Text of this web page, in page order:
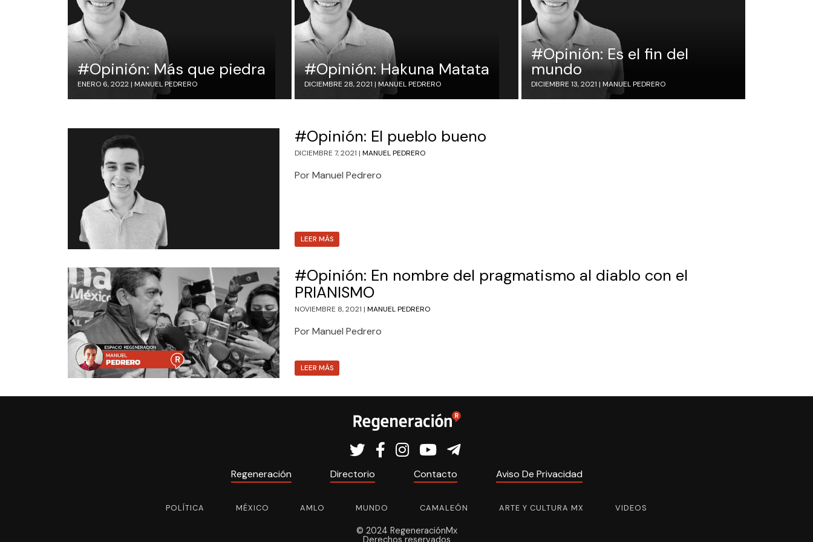
#Opinión: Más que piedra
ENERO 6, 2022 | MANUEL PEDRERO
#Opinión: Hakuna Matata
DICIEMBRE 28, 2021 | MANUEL PEDRERO
#Opinión: Es el fin del
mundo
DICIEMBRE 13, 2021 | MANUEL PEDRERO
#Opinión: El pueblo bueno
DICIEMBRE 7, 2021 | MANUEL PEDRERO
Por Manuel Pedrero
LEER MÁS
#Opinión: En nombre del pragmatismo al diablo con el
PRIANISMO
NOVIEMBRE 8, 2021 | MANUEL PEDRERO
Por Manuel Pedrero
LEER MÁS
Regeneración Directorio Contacto Aviso De Privacidad
POLÍTICA MÉXICO AMLO MUNDO CAMALEÓN ARTE Y CULTURA MX VIDEOS
© 2024 RegeneraciónMx
Derechos reservados